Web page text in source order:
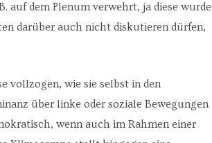
auf dem Plenum verwehrt, ja diese wurde
darüber auch nicht diskutieren dürfen,
vollzogen, wie sie selbst in den
über linke oder soziale Bewegungen
wenn auch im Rahmen einer